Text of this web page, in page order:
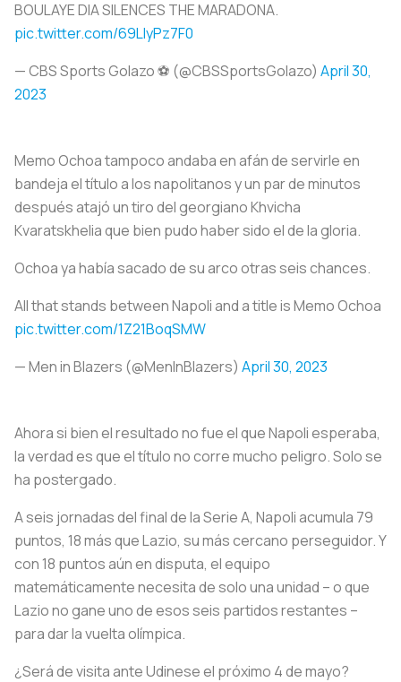
BOULAYE DIA SILENCES THE MARADONA.
pic.twitter.com/69LIyPz7F0
— CBS Sports Golazo ⚽️ (@CBSSportsGolazo) April 30,
2023
Memo Ochoa tampoco andaba en afán de servirle en
bandeja el título a los napolitanos y un par de minutos
después atajó un tiro del georgiano Khvicha
Kvaratskhelia que bien pudo haber sido el de la gloria.
Ochoa ya había sacado de su arco otras seis chances.
All that stands between Napoli and a title is Memo Ochoa
pic.twitter.com/1Z21BoqSMW
— Men in Blazers (@MenInBlazers) April 30, 2023
Ahora si bien el resultado no fue el que Napoli esperaba,
la verdad es que el título no corre mucho peligro. Solo se
ha postergado.
A seis jornadas del final de la Serie A, Napoli acumula 79
puntos, 18 más que Lazio, su más cercano perseguidor. Y
con 18 puntos aún en disputa, el equipo
matemáticamente necesita de solo una unidad – o que
Lazio no gane uno de esos seis partidos restantes –
para dar la vuelta olímpica.
¿Será de visita ante Udinese el próximo 4 de mayo?